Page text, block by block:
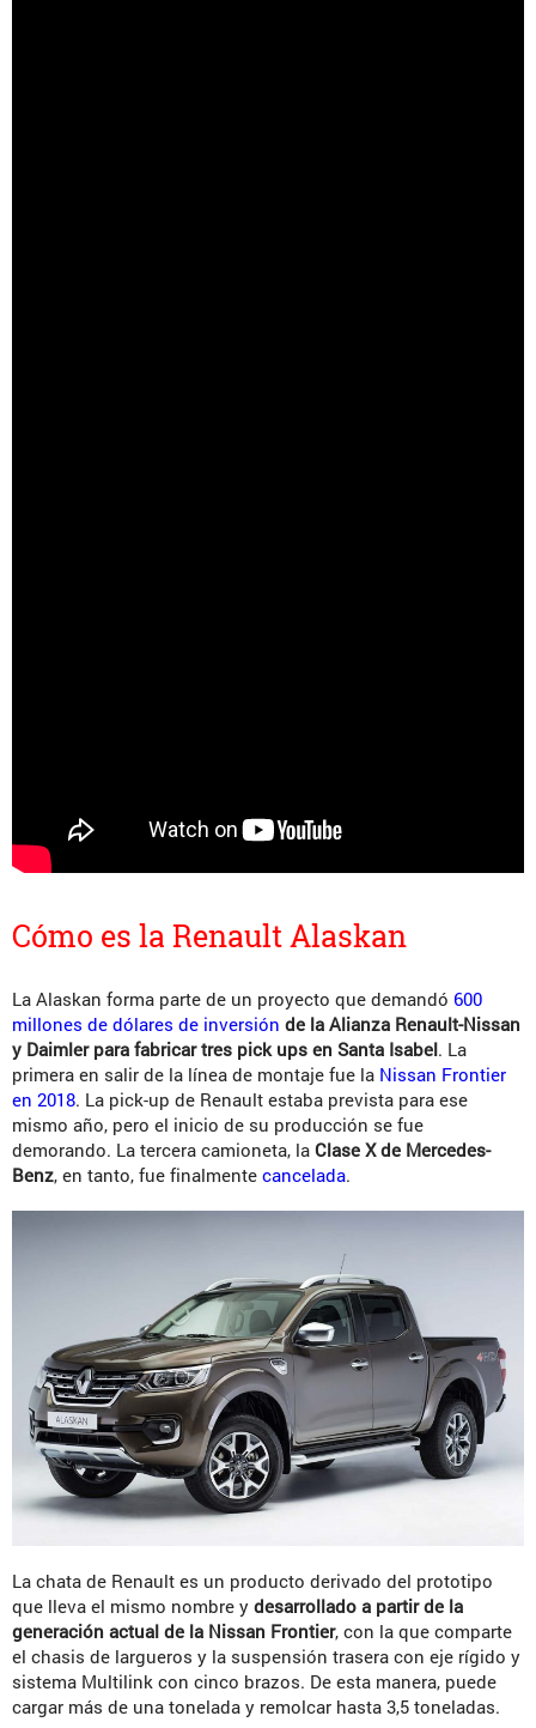
Cómo es la Renault Alaskan
La Alaskan forma parte de un proyecto que demandó 600
millones de dólares de inversión de la Alianza Renault-Nissan
y Daimler para fabricar tres pick ups en Santa Isabel. La
primera en salir de la línea de montaje fue la Nissan Frontier
en 2018. La pick-up de Renault estaba prevista para ese
mismo año, pero el inicio de su producción se fue
demorando. La tercera camioneta, la Clase X de Mercedes-
Benz, en tanto, fue finalmente cancelada.
La chata de Renault es un producto derivado del prototipo
que lleva el mismo nombre y desarrollado a partir de la
generación actual de la Nissan Frontier, con la que comparte
el chasis de largueros y la suspensión trasera con eje rígido y
sistema Multilink con cinco brazos. De esta manera, puede
cargar más de una tonelada y remolcar hasta 3,5 toneladas.